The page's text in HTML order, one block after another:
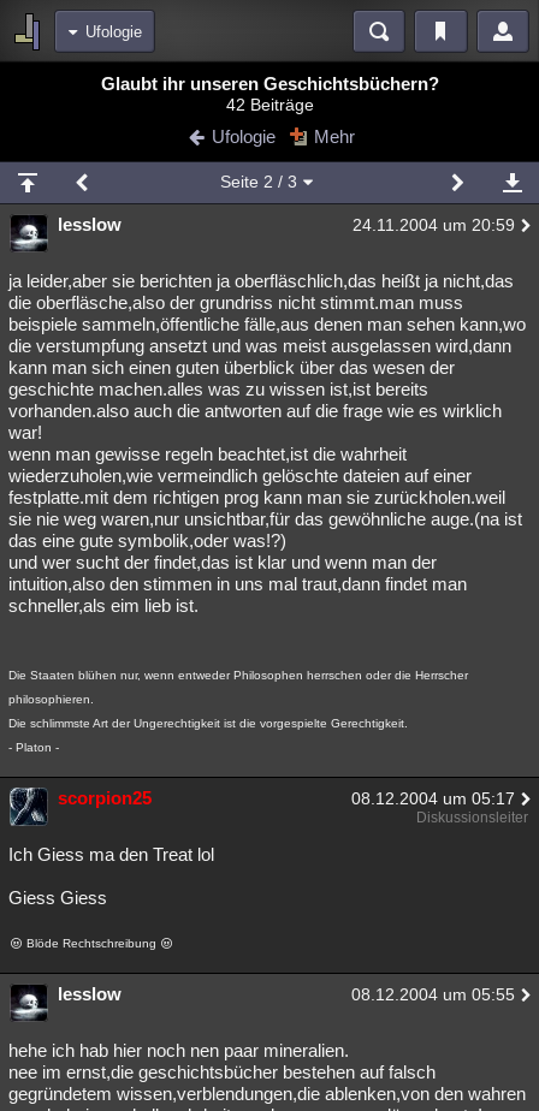
Ufologie
Blogs
Chat Wiki Neuigkeiten
meine Rubriken
Menschen Mystery Kriminalfälle
Spiritualität Verschwörungen Technologie Ufologie
Natur Umfragen Unterhaltung
weitere Rubriken
Philosophie Träume Orte Esoterik Literatur
Astronomie Helpdesk Gruppen Gaming
Musik Clash Verbesserungen Allmystery English
Übersichten
Besucht Teilgenommen Alle Neue Geschlossen
Lesenswert Schlüsselwörter
Glaubt ihr unseren Geschichtsbüchern?
42 Beiträge
Ufologie Mehr
Seite 2 / 3
lesslow 24.11.2004 um 20:59
ja leider,aber sie berichten ja oberfläschlich,das heißt ja nicht,das
die oberfläsche,also der grundriss nicht stimmt.man muss
beispiele sammeln,öffentliche fälle,aus denen man sehen kann,wo
die verstumpfung ansetzt und was meist ausgelassen wird,dann
kann man sich einen guten überblick über das wesen der
geschichte machen.alles was zu wissen ist,ist bereits
vorhanden.also auch die antworten auf die frage wie es wirklich
war!
wenn man gewisse regeln beachtet,ist die wahrheit
wiederzuholen,wie vermeindlich gelöschte dateien auf einer
festplatte.mit dem richtigen prog kann man sie zurückholen.weil
sie nie weg waren,nur unsichtbar,für das gewöhnliche auge.(na ist
das eine gute symbolik,oder was!?)
und wer sucht der findet,das ist klar und wenn man der
intuition,also den stimmen in uns mal traut,dann findet man
schneller,als eim lieb ist.
Die Staaten blühen nur, wenn entweder Philosophen herrschen oder die Herrscher
philosophieren.
Die schlimmste Art der Ungerechtigkeit ist die vorgespielte Gerechtigkeit.
- Platon -
scorpion25 08.12.2004 um 05:17
Diskussionsleiter
Ich Giess ma den Treat lol
Giess Giess
Blöde Rechtschreibung
lesslow 08.12.2004 um 05:55
hehe ich hab hier noch nen paar mineralien.
nee im ernst,die geschichtsbücher bestehen auf falsch
gegründetem wissen,verblendungen,die ablenken,von den wahren